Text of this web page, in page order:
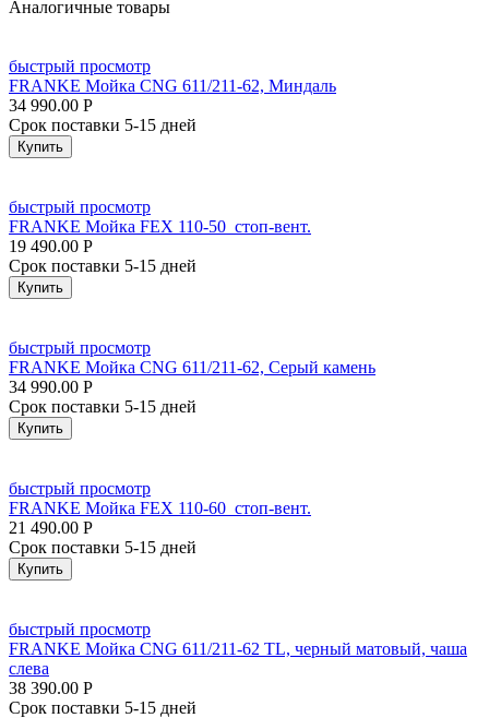
Аналогичные товары
быстрый просмотр
FRANKE Мойка CNG 611/211-62, Миндаль
34 990.00 Р
Срок поставки 5-15 дней
Купить
быстрый просмотр
FRANKE Мойка FEX 110-50 стоп-вент.
19 490.00 Р
Срок поставки 5-15 дней
Купить
быстрый просмотр
FRANKE Мойка CNG 611/211-62, Серый камень
34 990.00 Р
Срок поставки 5-15 дней
Купить
быстрый просмотр
FRANKE Мойка FEX 110-60 стоп-вент.
21 490.00 Р
Срок поставки 5-15 дней
Купить
быстрый просмотр
FRANKE Мойка CNG 611/211-62 TL, черный матовый, чаша
слева
38 390.00 Р
Срок поставки 5-15 дней